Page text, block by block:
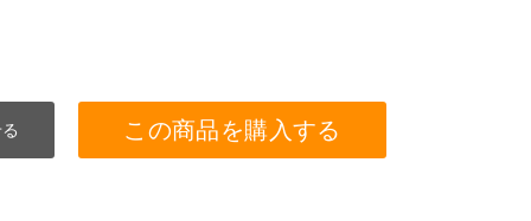
この商品を購入する